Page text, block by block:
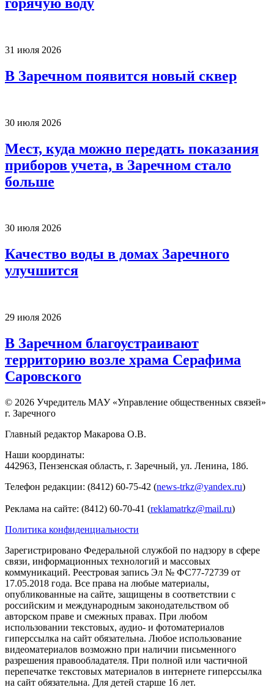
31 июля 2026
В Заречном появится новый сквер
30 июля 2026
Мест, куда можно передать показания
приборов учета, в Заречном стало
больше
30 июля 2026
Качество воды в домах Заречного
улучшится
29 июля 2026
В Заречном благоустраивают
территорию возле храма Серафима
Саровского
© 2026 Учредитель МАУ «Управление общественных связей»
г. Заречного
Главный редактор Макарова О.В.
Наши координаты:
442963, Пензенская область, г. Заречный, ул. Ленина, 18б.
Телефон редакции: (8412) 60-75-42 (news-trkz@yandex.ru)
Реклама на сайте: (8412) 60-70-41 (reklamatrkz@mail.ru)
Политика конфиденциальности
Зарегистрировано Федеральной службой по надзору в сфере
связи, информационных технологий и массовых
коммуникаций. Реестровая запись Эл № ФС77-72739 от
17.05.2018 года. Все права на любые материалы,
опубликованные на сайте, защищены в соответствии с
российским и международным законодательством об
авторском праве и смежных правах. При любом
использовании текстовых, аудио- и фотоматериалов
гиперссылка на сайт обязательна. Любое использование
видеоматериалов возможно при наличии письменного
разрешения правообладателя. При полной или частичной
перепечатке текстовых материалов в интернете гиперссылка
на сайт обязательна. Для детей старше 16 лет.